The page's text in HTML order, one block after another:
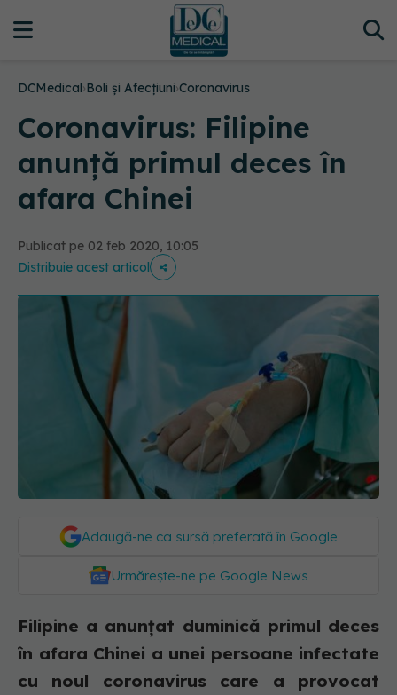
DCMedical›Boli și Afecțiuni›Coronavirus
Coronavirus: Filipine
anunţă primul deces în
afara Chinei
Publicat pe 02 feb 2020, 10:05
Distribuie acest articol
Adaugă-ne ca sursă preferată în Google
Urmărește-ne pe Google News
Filipine a anunţat duminică primul deces
în afara Chinei a unei persoane infectate
cu noul coronavirus care a provocat